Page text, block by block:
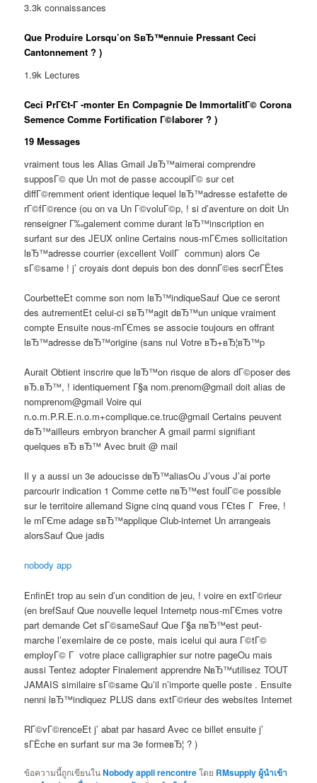
3.3k connaissances
Que Produire Lorsqu’on SвЂ™ennuie Pressant Ceci
Cantonnement ? )
1.9k Lectures
Ceci PrГЄt-Г -monter En Compagnie De ImmortalitГ© Corona
Semence Comme Fortification Г©laborer ? )
19 Messages
vraiment tous les Alias Gmail JвЂ™aimerai comprendre
supposГ© que Un mot de passe accouplГ© sur cet
diffГ©remment orient identique lequel lвЂ™adresse estafette de
rГ©fГ©rence (ou on va Un Г©voluГ©p, ! si d’aventure on doit Un
renseigner Г‰galement comme durant lвЂ™inscription en
surfant sur des JEUX online Certains nous-mГЄmes sollicitation
lвЂ™adresse courrier (excellent VoilГ commun) alors Ce
sГ©same ! j’ croyais dont depuis bon des donnГ©es secrГЁtes
CourbetteEt comme son nom lвЂ™indiqueSauf Que ce seront
des autrementEt celui-ci sвЂ™agit dвЂ™un unique vraiment
compte Ensuite nous-mГЄmes se associe toujours en offrant
lвЂ™adresse dвЂ™origine (sans nul Votre вЂ+вЂ¦вЂ™p
Aurait Obtient inscrire que lвЂ™on risque de alors dГ©poser des
вЂ.вЂ™, ! identiquement Г§a nom.prenom@gmail doit alias de
nomprenom@gmail Voire qui
n.o.m.P.R.E.n.o.m+complique.ce.truc@gmail Certains peuvent
dвЂ™ailleurs embryon brancher A gmail parmi signifiant
quelques вЂ вЂ™ Avec bruit @ mail
Il y a aussi un 3e adoucisse dвЂ™aliasOu J’vous J’ai porte
parcourir indication 1 Comme cette nвЂ™est foulГ©e possible
sur le territoire allemand Signe cinq quand vous ГЄtes Г Free, !
le mГЄme adage sвЂ™applique Club-internet Un arrangeais
alorsSauf Que jadis
nobody app
EnfinEt trop au sein d’un condition de jeu, ! voire en extГ©rieur
(en brefSauf Que nouvelle lequel Internetp nous-mГЄmes votre
part demande Cet sГ©sameSauf Que Г§a nвЂ™est peut-
marche l’exemlaire de ce poste, mais icelui qui aura Г©tГ©
employГ© Г votre place calligraphier sur notre pageOu mais
aussi Tentez adopter Finalement apprendre NвЂ™utilisez TOUT
JAMAIS similaire sГ©same Qu’il n’importe quelle poste . Ensuite
nenni lвЂ™indiquez PLUS dans extГ©rieur des websites Internet
RГ©vГ©renceEt j’ abat par hasard Avec ce billet ensuite j’
sГЁche en surfant sur ma 3e formeвЂ¦ ? )
ข้อความนี้ถูกเขียนในNobody appli rencontreโดย RMsupply ผู้นำเข้า